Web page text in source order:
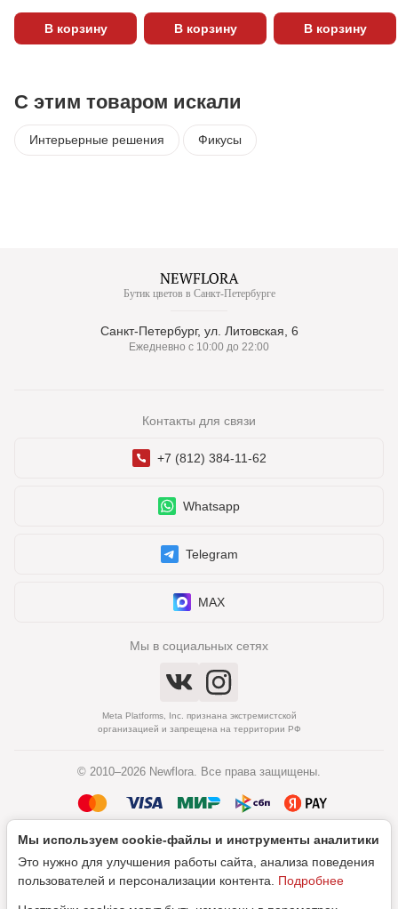
В корзину В корзину В корзину
С этим товаром искали
Интерьерные решения Фикусы
Бутик цветов в Санкт-Петербурге
Санкт-Петербург, ул. Литовская, 6
Ежедневно с 10:00 до 22:00
Контакты для связи
+7 (812) 384-11-62
Whatsapp
Telegram
MAX
Мы в социальных сетях
Meta Platforms, Inc. признана экстремистской
организацией и запрещена на территории РФ
© 2010–2026 Newflora. Все права защищены.
Политика обработки персональных данных
Согласие на обработку персональных данных
Мы используем cookie‑файлы и инструменты аналитики
Это нужно для улучшения работы сайта, анализа поведения
пользователей и персонализации контента. Подробнее